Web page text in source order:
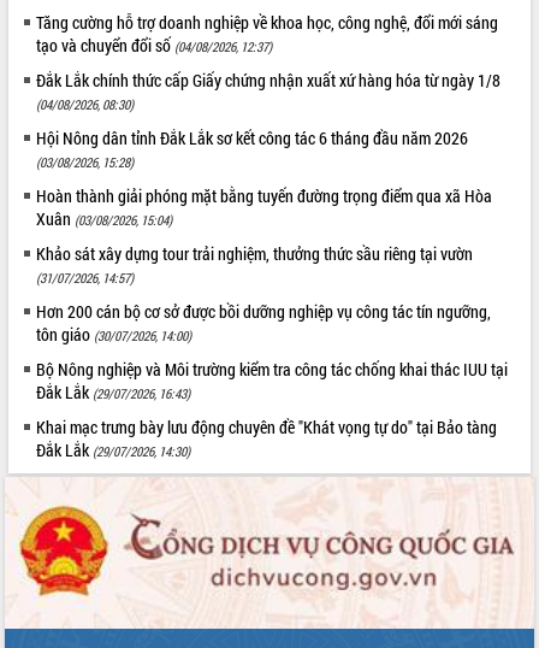
LIÊN KẾT WEB
THỐNG KÊ TRUY CẬP
Hôm nay:
30483
Tất cả: 66006625
Tăng cường hỗ trợ doanh nghiệp về khoa học, công nghệ, đổi mới sáng
tạo và chuyển đổi số (04/08/2026, 12:37)
Đắk Lắk chính thức cấp Giấy chứng nhận xuất xứ hàng hóa từ ngày 1/8
(04/08/2026, 08:30)
Hội Nông dân tỉnh Đắk Lắk sơ kết công tác 6 tháng đầu năm 2026
(03/08/2026, 15:28)
Hoàn thành giải phóng mặt bằng tuyến đường trọng điểm qua xã Hòa
Xuân (03/08/2026, 15:04)
Khảo sát xây dựng tour trải nghiệm, thưởng thức sầu riêng tại vườn
(31/07/2026, 14:57)
Hơn 200 cán bộ cơ sở được bồi dưỡng nghiệp vụ công tác tín ngưỡng,
tôn giáo (30/07/2026, 14:00)
Bộ Nông nghiệp và Môi trường kiểm tra công tác chống khai thác IUU tại
Đắk Lắk (29/07/2026, 16:43)
Khai mạc trưng bày lưu động chuyên đề "Khát vọng tự do" tại Bảo tàng
Đắk Lắk (29/07/2026, 14:30)